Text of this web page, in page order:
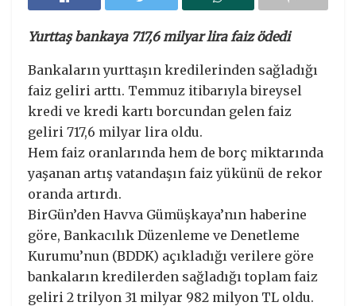
Yurttaş bankaya 717,6 milyar lira faiz ödedi
Bankaların yurttaşın kredilerinden sağladığı
faiz geliri arttı. Temmuz itibarıyla bireysel
kredi ve kredi kartı borcundan gelen faiz
geliri 717,6 milyar lira oldu.
Hem faiz oranlarında hem de borç miktarında
yaşanan artış vatandaşın faiz yükünü de rekor
oranda artırdı.
BirGün’den Havva Gümüşkaya’nın haberine
göre, Bankacılık Düzenleme ve Denetleme
Kurumu’nun (BDDK) açıkladığı verilere göre
bankaların kredilerden sağladığı toplam faiz
geliri 2 trilyon 31 milyar 982 milyon TL oldu.